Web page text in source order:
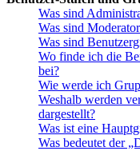
Was sind
Was sind
Was sind
Wo finde ich die
bei?
Wie werde ich
Weshalb werden
dargestellt?
Was ist eine
Was bedeutet der